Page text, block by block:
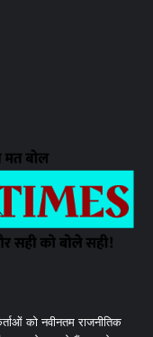
को नवीनतम राजनीतिक